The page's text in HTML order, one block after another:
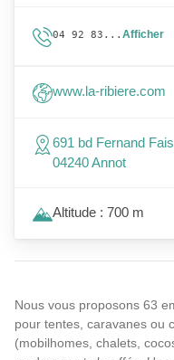
Nous vous proposons 63
pour tentes, caravanes ou
(mobilhomes, chalets,
04 92 83... Afficher
www.la-ribiere.com
691 bd Fernand
04240 Annot
Altitude : 700 m